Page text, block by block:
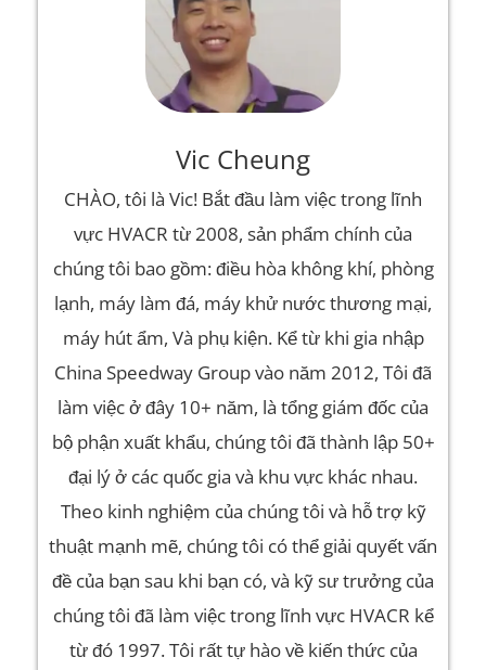
Vic Cheung
CHÀO, tôi là Vic! Bắt đầu làm việc trong lĩnh
vực HVACR từ 2008, sản phẩm chính của
chúng tôi bao gồm: điều hòa không khí, phòng
lạnh, máy làm đá, máy khử nước thương mại,
máy hút ẩm, Và phụ kiện. Kể từ khi gia nhập
China Speedway Group vào năm 2012, Tôi đã
làm việc ở đây 10+ năm, là tổng giám đốc của
bộ phận xuất khẩu, chúng tôi đã thành lập 50+
đại lý ở các quốc gia và khu vực khác nhau.
Theo kinh nghiệm của chúng tôi và hỗ trợ kỹ
thuật mạnh mẽ, chúng tôi có thể giải quyết vấn
đề của bạn sau khi bạn có, và kỹ sư trưởng của
chúng tôi đã làm việc trong lĩnh vực HVACR kể
từ đó 1997. Tôi rất tự hào về kiến ​​thức của